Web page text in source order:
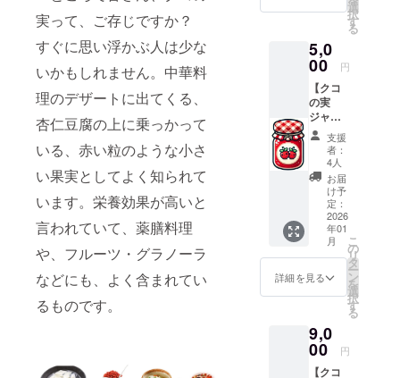
実って、ご存じですか？
すぐに思い浮かぶ人は少な
いかもしれません。中華料
理のデザートに出てくる、
杏仁豆腐の上に乗っかって
いる、赤い粒のような小さ
い果実としてよく知られて
います。栄養効果が高いと
言われていて、薬膳料理
や、フルーツ・グラノーラ
などにも、よく含まれてい
るものです。
ンを使って2000
円相当の買い物
に利用できま
す。サイトの開
設が遅れた場
合、至急クコ
ジャムが欲しい
場合などには、
クコの実ジャム
１個との交換が
可能です（注意
事項などは、
クーポンの裏面
に詳細に記載さ
れています）
限：2026年3月
から2026年8月
すが、既に一定
数の在庫がある
ためにリターン
選
択
す
る
5,0
00 円
【クコ
の実
ジャ
ム １
個】 ク
コ・ベ
リー
ジャム
１個を
郵送い
たしま
す。 ・
サイ
ズ：
35mm
・重
量：内
容量 約
140g ・
支援
者：
4人
お届
け予
定：
2026
年01
月
詳細を見る
こ
の
リ
タ
ー
ン
を
選
択
す
る
9,0
00 円
【クコ